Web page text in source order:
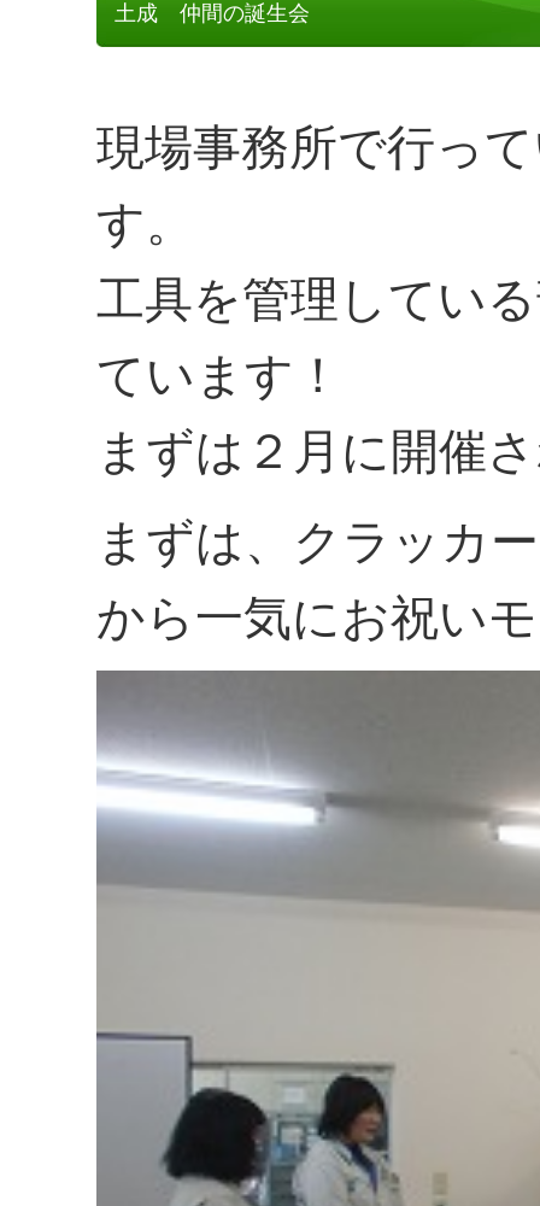
土成 仲間の誕生会
現場事務所で行っ
す。
工具を管理してい
ています！
まずは２月に開催
まずは、クラッカ
から一気にお祝い